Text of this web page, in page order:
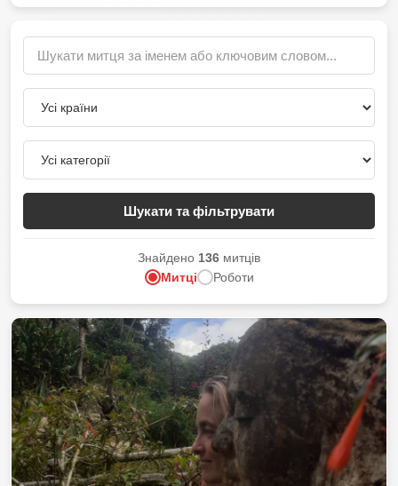
Шукати та фільтрувати
Знайдено 136 митців
Митці
Роботи